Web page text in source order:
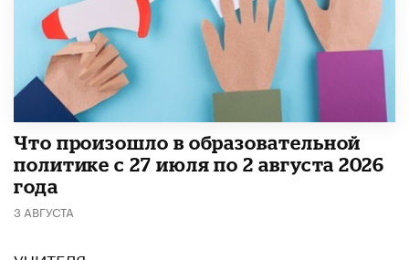
​Что произошло в образовательной
политике с 27 июля по 2 августа 2026
года
3 АВГУСТА